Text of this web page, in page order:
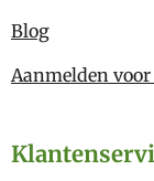
Blog
Aanmelden